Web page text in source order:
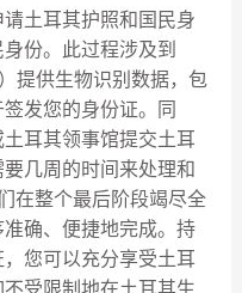
土耳其护照和国民身
份。此过程涉及到
提供生物识别数据，包
发您的身份证。同
耳其领事馆提交土耳
几周的时间来处理和
在整个最后阶段竭尽全
确、便捷地完成。持
您可以充分享受土耳
受限制地在土耳其生